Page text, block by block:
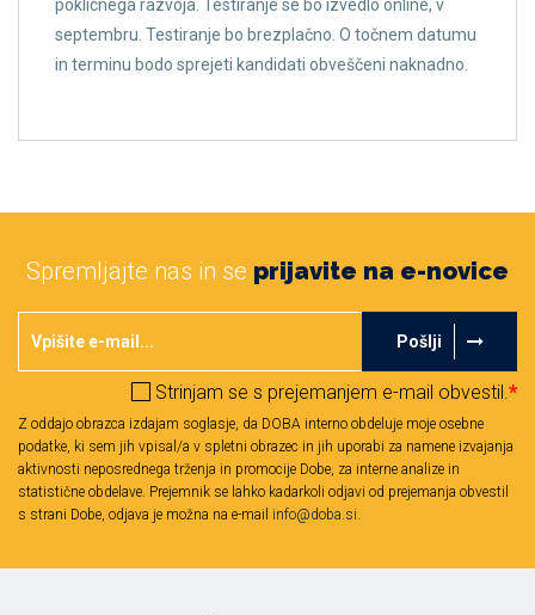
poklicnega razvoja. Testiranje se bo izvedlo online, v
septembru. Testiranje bo brezplačno. O točnem datumu
in terminu bodo sprejeti kandidati obveščeni naknadno.
Spremljajte nas in se prijavite na e-novice
Pošlji
Strinjam se s prejemanjem e-mail obvestil.*
Z oddajo obrazca izdajam soglasje, da DOBA interno obdeluje moje osebne
podatke, ki sem jih vpisal/a v spletni obrazec in jih uporabi za namene izvajanja
aktivnosti neposrednega trženja in promocije Dobe, za interne analize in
statistične obdelave. Prejemnik se lahko kadarkoli odjavi od prejemanja obvestil
s strani Dobe, odjava je možna na e-mail info@doba.si.